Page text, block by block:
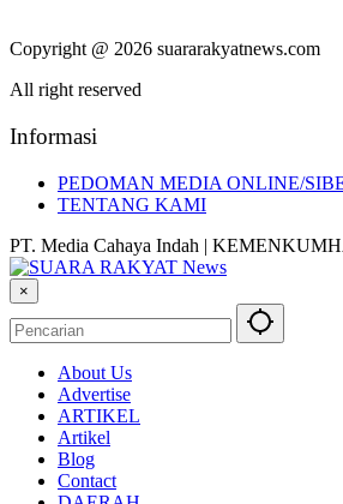
Copyright @ 2026 suararakyatnews.com
All right reserved
Informasi
PEDOMAN MEDIA ONLINE/
TENTANG KAMI
PT. Media Cahaya Indah |
×
About Us
Advertise
ARTIKEL
Artikel
Blog
Contact